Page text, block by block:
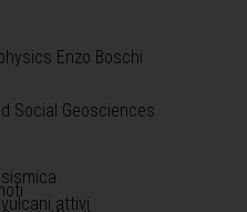
Enzo Boschi
Social Geosciences
attivi